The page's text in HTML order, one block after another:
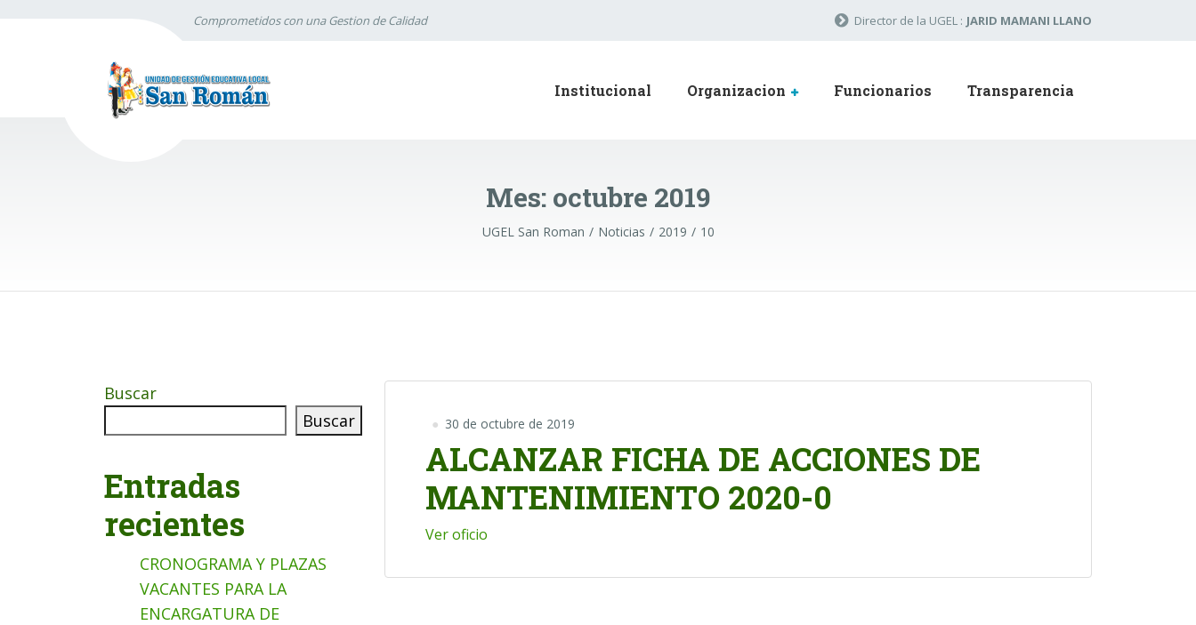
Comprometidos con una Gestion de Calidad Director de la UGEL : JARID MAMANI LLANO
Institucional Organizacion Funcionarios Transparencia
Mes: octubre 2019
UGEL San Roman Noticias 2019 10
30 de octubre de 2019
ALCANZAR FICHA DE ACCIONES DE
MANTENIMIENTO 2020-0
Ver oficio
Buscar
Buscar
Entradas
recientes
CRONOGRAMA Y PLAZAS
VACANTES PARA LA
ENCARGATURA DE